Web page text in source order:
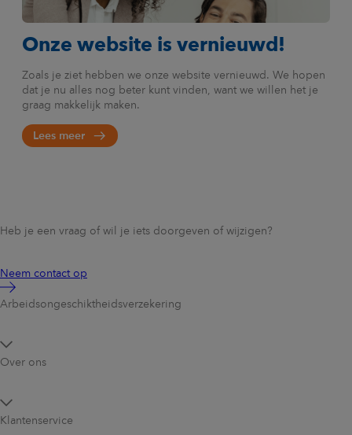
Onze website is vernieuwd!
Zoals je ziet hebben we onze website vernieuwd. We hopen
dat je nu alles nog beter kunt vinden, want we willen het je
graag makkelijk maken.
Lees meer
Heb je een vraag of wil je iets doorgeven of wijzigen?
Neem contact op
Arbeidsongeschikt­heidsverzekering
Over ons
Klantenservice